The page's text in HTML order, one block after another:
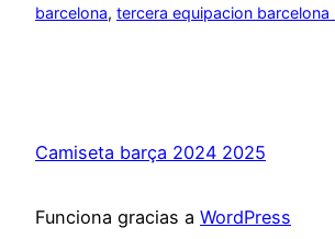
barcelona, tercera equipacion barcelona
Camiseta barça 2024 2025
Funciona gracias a WordPress